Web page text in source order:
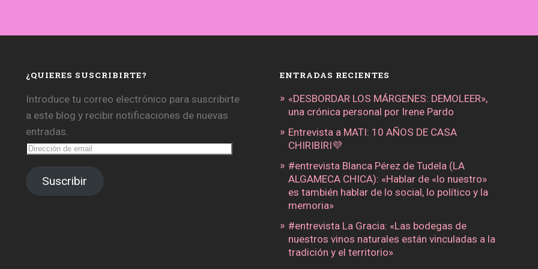
¿QUIERES SUSCRIBIRTE?
Introduce tu correo electrónico para suscribirte
a este blog y recibir notificaciones de nuevas
entradas.
Dirección
de
Suscribir
ENTRADAS RECIENTES
«DESBORDAR LOS MÁRGENES: DEMOLEER»,
una crónica personal por Irene Pardo
Entrevista a MATI: 10 AÑOS DE CASA
CHIRIBIRI💜
#entrevista Blanca Pérez de Tudela (LA
ALGAMECA CHICA): «Hablar de «lo nuestro»
es también hablar de lo social, lo político y la
memoria»
#entrevista La Gracia: «Las bodegas de
nuestros vinos naturales están vinculadas a la
tradición y el territorio»